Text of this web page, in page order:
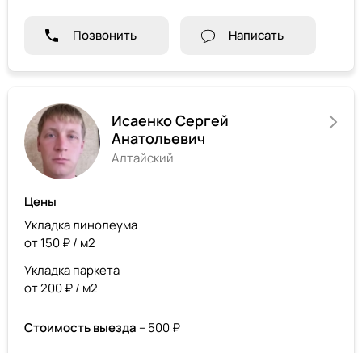
Позвонить Написать
Исаенко Сергей
Анатольевич
Алтайский
Цены
Укладка линолеума
от 150 ₽ / м2
Укладка паркета
от 200 ₽ / м2
Стоимость выезда – 500 ₽